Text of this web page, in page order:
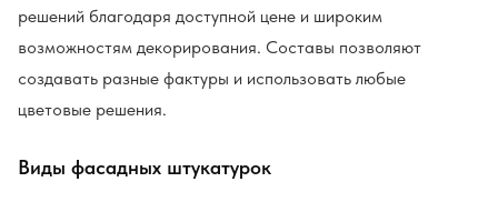
решений благодаря доступной цене и широким
возможностям декорирования. Составы позволяют
создавать разные фактуры и использовать любые
цветовые решения.
Виды фасадных штукатурок